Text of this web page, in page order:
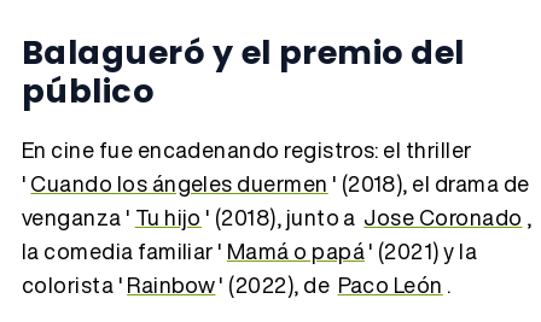
Balagueró y el premio del
público
En cine fue encadenando registros: el thriller
'Cuando los ángeles duermen ' (2018), el drama de
venganza ' Tu hijo ' (2018), junto a Jose Coronado ,
la comedia familiar ' Mamá o papá' (2021) y la
colorista 'Rainbow' (2022), de Paco León .